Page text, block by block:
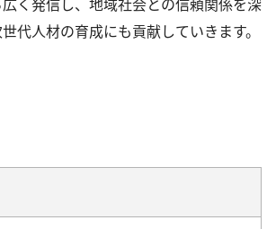
代人材の育成にも貢献していきます。